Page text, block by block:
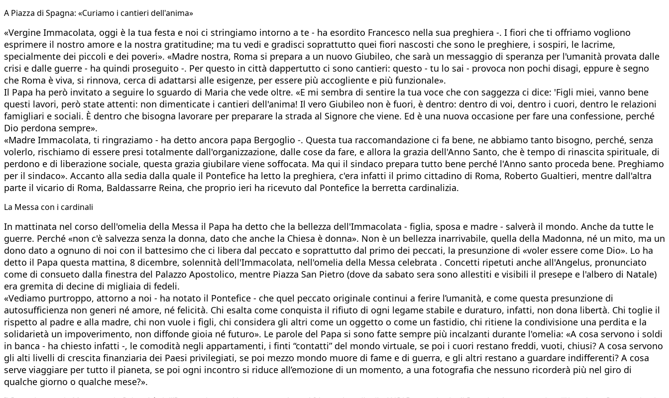
A Piazza di Spagna: ​«Curiamo i cantieri dell'anima»
«Vergine Immacolata, oggi è la tua festa e noi ci stringiamo intorno a te - ha esordito Francesco nella sua preghiera -. I fiori che ti offriamo vogliono
esprimere il nostro amore e la nostra gratitudine; ma tu vedi e gradisci soprattutto quei fiori nascosti che sono le preghiere, i sospiri, le lacrime,
specialmente dei piccoli e dei poveri». «Madre nostra, Roma si prepara a un nuovo Giubileo, che sarà un messaggio di speranza per l'umanità provata dalle
crisi e dalle guerre - ha quindi proseguito -. Per questo in città dappertutto ci sono cantieri: questo - tu lo sai - provoca non pochi disagi, eppure è segno
che Roma è viva, si rinnova, cerca di adattarsi alle esigenze, per essere più accogliente e più funzionale».
Il Papa ha però invitato a seguire lo sguardo di Maria che vede oltre. «E mi sembra di sentire la tua voce che con saggezza ci dice: 'Figli miei, vanno bene
questi lavori, però state attenti: non dimenticate i cantieri dell'anima! Il vero Giubileo non è fuori, è dentro: dentro di voi, dentro i cuori, dentro le relazioni
famigliari e sociali. È dentro che bisogna lavorare per preparare la strada al Signore che viene. Ed è una nuova occasione per fare una confessione, perché
Dio perdona sempre».
«Madre Immacolata, ti ringraziamo - ha detto ancora papa Bergoglio -. Questa tua raccomandazione ci fa bene, ne abbiamo tanto bisogno, perché, senza
volerlo, rischiamo di essere presi totalmente dall'organizzazione, dalle cose da fare, e allora la grazia dell'Anno Santo, che è tempo di rinascita spirituale, di
perdono e di liberazione sociale, questa grazia giubilare viene soffocata. Ma qui il sindaco prepara tutto bene perché l'Anno santo proceda bene. Preghiamo
per il sindaco». Accanto alla sedia dalla quale il Pontefice ha letto la preghiera, c'era infatti il primo cittadino di Roma, Roberto Gualtieri, mentre dall'altra
parte il vicario di Roma, Baldassarre Reina, che proprio ieri ha ricevuto dal Pontefice la berretta cardinalizia.
La Messa con i cardinali
In mattinata nel corso dell'omelia della Messa il Papa ha detto che la bellezza dell'Immacolata - figlia, sposa e madre - salverà il mondo. Anche da tutte le
guerre. Perché «non c'è salvezza senza la donna, dato che anche la Chiesa è donna». Non è un bellezza inarrivabile, quella della Madonna, né un mito, ma un
dono dato a ognuno di noi con il battesimo che ci libera dal peccato e soprattutto dal primo dei peccati, la presunzione di «voler essere come Dio». Lo ha
detto il Papa questa mattina, 8 dicembre, solennità dell'Immacolata, nell'omelia della Messa celebrata . Concetti ripetuti anche all'Angelus, pronunciato
come di consueto dalla finestra del Palazzo Apostolico, mentre Piazza San Pietro (dove da sabato sera sono allestiti e visibili il presepe e l'albero di Natale)
era gremita di decine di migliaia di fedeli.
«Vediamo purtroppo, attorno a noi - ha notato il Pontefice - che quel peccato originale continui a ferire l’umanità, e come questa presunzione di
autosufficienza non generi né amore, né felicità. Chi esalta come conquista il rifiuto di ogni legame stabile e duraturo, infatti, non dona libertà. Chi toglie il
rispetto al padre e alla madre, chi non vuole i figli, chi considera gli altri come un oggetto o come un fastidio, chi ritiene la condivisione una perdita e la
solidarietà un impoverimento, non diffonde gioia né futuro». Le parole del Papa si sono fatte sempre più incalzanti durante l'omelia: «A cosa servono i soldi
in banca - ha chiesto infatti -, le comodità negli appartamenti, i finti “contatti” del mondo virtuale, se poi i cuori restano freddi, vuoti, chiusi? A cosa servono
gli alti livelli di crescita finanziaria dei Paesi privilegiati, se poi mezzo mondo muore di fame e di guerra, e gli altri restano a guardare indifferenti? A cosa
serve viaggiare per tutto il pianeta, se poi ogni incontro si riduce all’emozione di un momento, a una fotografia che nessuno ricorderà più nel giro di
qualche giorno o qualche mese?».